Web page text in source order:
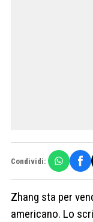
Condividi:
Zhang sta per
americano. Lo